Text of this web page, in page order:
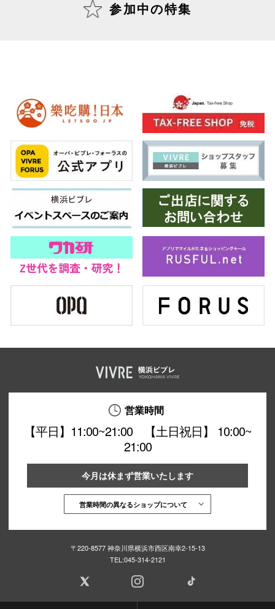
参加中の特集
営業時間
【平日】11:00~21:00 【土日祝日】 10:00~
21:00
今月は休まず営業いたします
営業時間の異なるショップについて
〒220-8577 神奈川県横浜市西区南幸2-15-13
TEL:045-314-2121